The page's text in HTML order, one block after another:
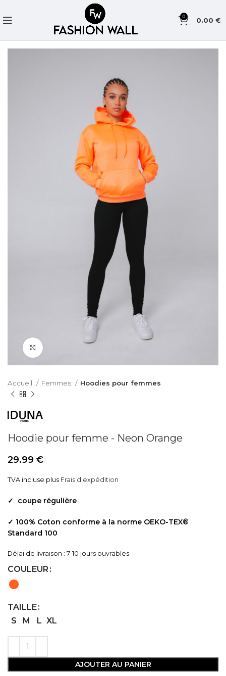
0 0.00 €
Accueil Femmes Hoodies pour femmes
Hoodie pour femme - Neon Orange
29.99 €
TVA incluse plus Frais d'expédition
✓ coupe régulière
✓ 100% Coton conforme à la norme OEKO-TEX®
Standard 100
Délai de livraison : 7-10 jours ouvrables
COULEUR
TAILLE
S
M L XL
AJOUTER AU PANIER